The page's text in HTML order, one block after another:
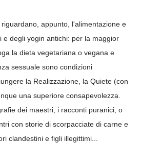
appunto, l'alimentazione e
e degli yogin antichi: per la maggior
la dieta vegetariana o vegana e
sessuale sono condizioni
la Realizzazione, la Quiete (con
una superiore consapevolezza.
dei maestri, i racconti puranici, o
con storie di scorpacciate di carne e
clandestini e figli illegittimi...